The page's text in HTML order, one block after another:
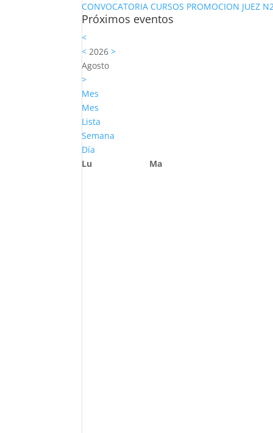
CONVOCATORIA CURSOS PROMOCION JUEZ
Próximos eventos
<
< 2026>
Agosto
>
Mes
Mes
Lista
Semana
Día
Lu
Ma